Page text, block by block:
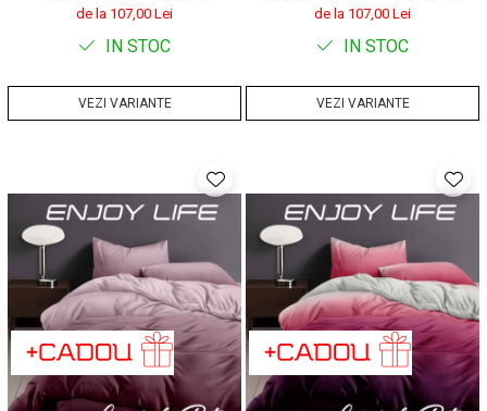
de la 107,00 Lei
IN STOC
VEZI VARIANTE
de la 107,00 Lei
IN STOC
VEZI VARIANTE